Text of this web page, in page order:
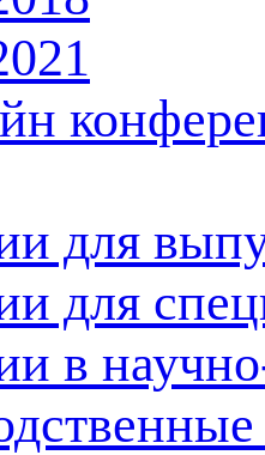
для
для
в